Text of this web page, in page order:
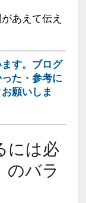
あえて伝え
す。ブログ
た・参考に
願いしま
には必
のバラ